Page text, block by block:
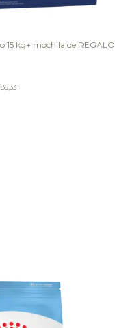
15 kg+ mochila de REGALO